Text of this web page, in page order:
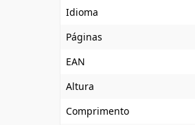
Idioma
Páginas
EAN
Altura
Comprimento